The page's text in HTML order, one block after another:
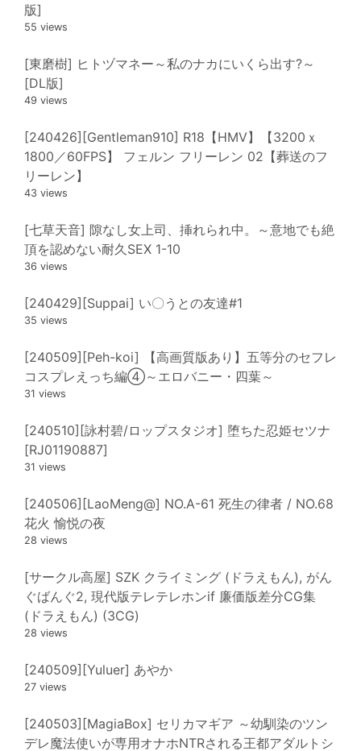
版]
55 views
[東磨樹] ヒトヅマネー～私のナカにいくら出す?～
[DL版]
49 views
[240426][Gentleman910] R18【HMV】【3200ｘ
1800／60FPS】 フェルン フリーレン 02【葬送のフ
リーレン】
43 views
[七草天音] 隙なし女上司、挿れられ中。～意地でも絶
頂を認めない耐久SEX 1-10
36 views
[240429][Suppai] い〇うとの友達#1
35 views
[240509][Peh-koi] 【高画質版あり】五等分のセフレ
コスプレえっち編④～エロバニー・四葉～
31 views
[240510][詠村碧/ロップスタジオ] 堕ちた忍姫セツナ
[RJ01190887]
31 views
[240506][LaoMeng@] NO.A-61 死生の律者 / NO.68
花火 愉悦の夜
28 views
[サークル高屋] SZK クライミング (ドラえもん), がん
ぐばんぐ2, 現代版テレテレホンif 廉価版差分CG集
(ドラえもん) (3CG)
28 views
[240509][Yuluer] あやか
27 views
[240503][MagiaBox] セリカマギア ～幼馴染のツン
デレ魔法使いが専用オナホNTRされる王都アダルトシ